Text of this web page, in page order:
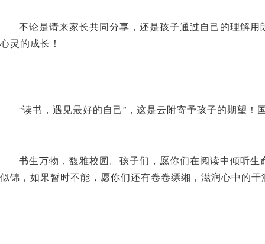
不论是请来家长共同分享，还是孩子通过自己的理解
心灵的成长！
“读书，遇见最好的自己”，这是云附寄予孩子的期望
书生万物，馥雅校园。孩子们，愿你们在阅读中倾听
似锦，如果暂时不能，愿你们还有卷卷缥缃，滋润心中的